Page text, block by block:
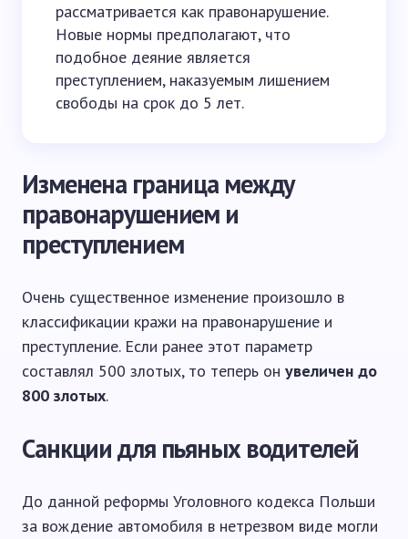
рассматривается как правонарушение.
Новые нормы предполагают, что
подобное деяние является
преступлением, наказуемым лишением
свободы на срок до 5 лет.
Изменена граница между
правонарушением и
преступлением
Очень существенное изменение произошло в
классификации кражи на правонарушение и
преступление. Если ранее этот параметр
составлял 500 злотых, то теперь он увеличен до
800 злотых.
Санкции для пьяных водителей
До данной реформы Уголовного кодекса Польши
за вождение автомобиля в нетрезвом виде могли